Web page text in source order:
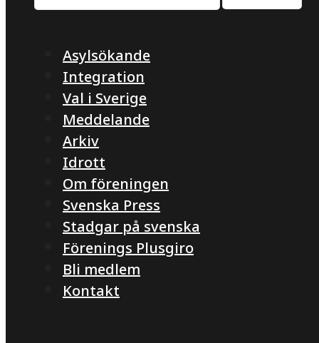
Asylsökande
Integration
Val i Sverige
Meddelande
Arkiv
Idrott
Om föreningen
Svenska Press
Stadgar på svenska
Förenings Plusgiro
Bli medlem
Kontakt